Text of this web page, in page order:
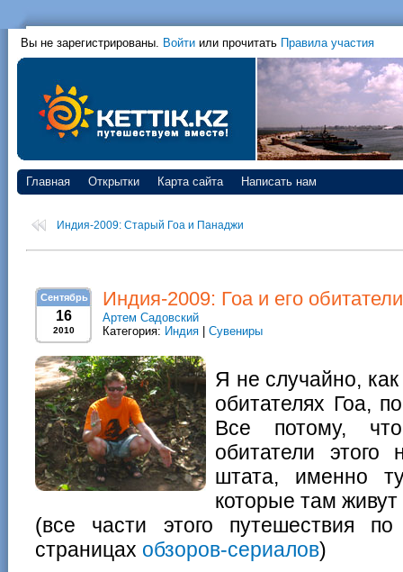
Вы не зарегистрированы. Войти или прочитать Правила участия
Главная Открытки Карта сайта Написать нам
Индия-2009: Старый Гоа и Панаджи
Сентябрь
16
2010
Индия-2009: Гоа и его обитатели
Артем Садовский
Категория: Индия | Сувениры
Я не случайно,
обитателях Гоа,
Все потому,
обитатели этого
штата, именно
которые там живут
(все части этого путешествия
страницах обзоров-сериалов)